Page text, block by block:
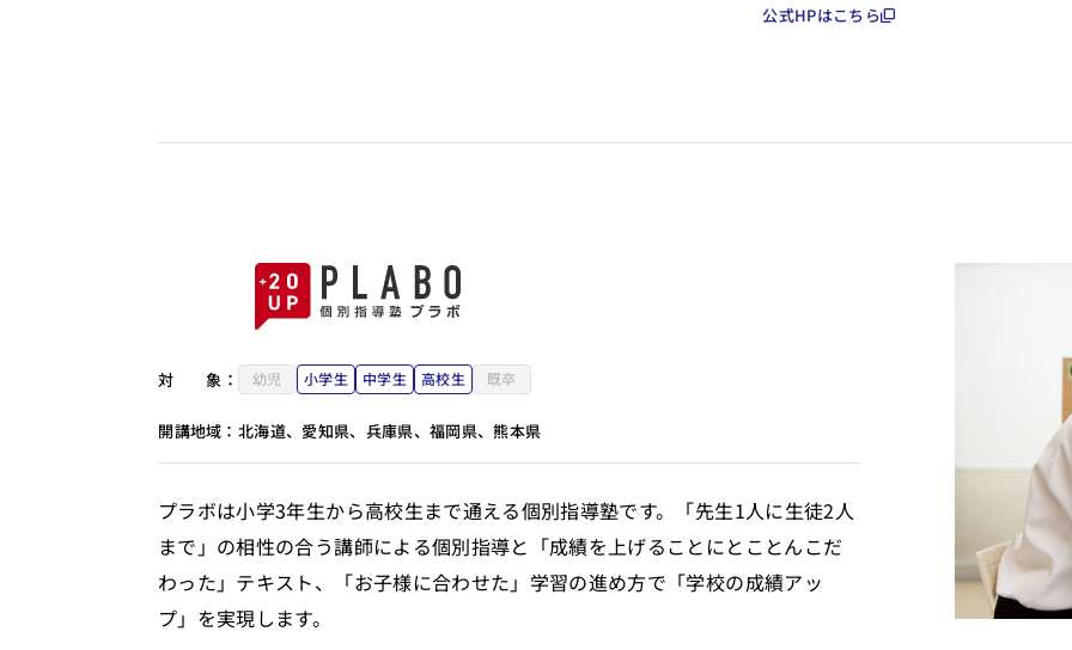
公式HPはこちら
対 象： 幼児 小学生 中学生 高校生 既卒
開講地域： 北海道、愛知県、兵庫県、福岡県、熊本県
プラボは小学3年生から高校生まで通える個別指導塾です。「先生1人に生徒2人
まで」の相性の合う講師による個別指導と「成績を上げることにとことんこだ
わった」テキスト、「お子様に合わせた」学習の進め方で「学校の成績アッ
プ」を実現します。